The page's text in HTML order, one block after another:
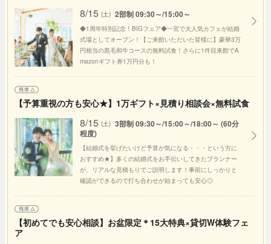
8/15 (土) 2部制 09:30～/15:00～
◆1周年特別記念！BIGフェア◆一宮で大人気カフェが結婚
式場としてオープン！【ご来館いただいた皆様に】豪華3万
円相当の黒毛和牛コースの無料試食！さらに1件目来館でA
mazonギフト券1万円分も！
【予算重視の方も安心★】1万ギフト×見積り相談会×無料試食
8/15 (土) 3部制 09:30～/15:00～/18:00～ (60分
程度)
【結婚式を挙げたいけど予算が気になる・・・という方に
おすすめ★】多くの結婚式をお手伝いしてきたプランナー
が、リアルな見積もりでご説明します！事前にしっかりと
確認ができるので打ち合わせが始まっても安心◎
【初めてでも安心相談】お盆限定＊15大特典×貸切W体験フェ
ア